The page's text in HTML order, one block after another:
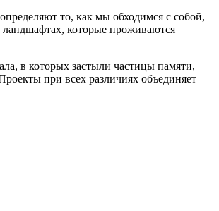
то, как мы обходимся с собой,
которые проживаются
в которых застыли частицы памяти,
при всех различиях объединяет